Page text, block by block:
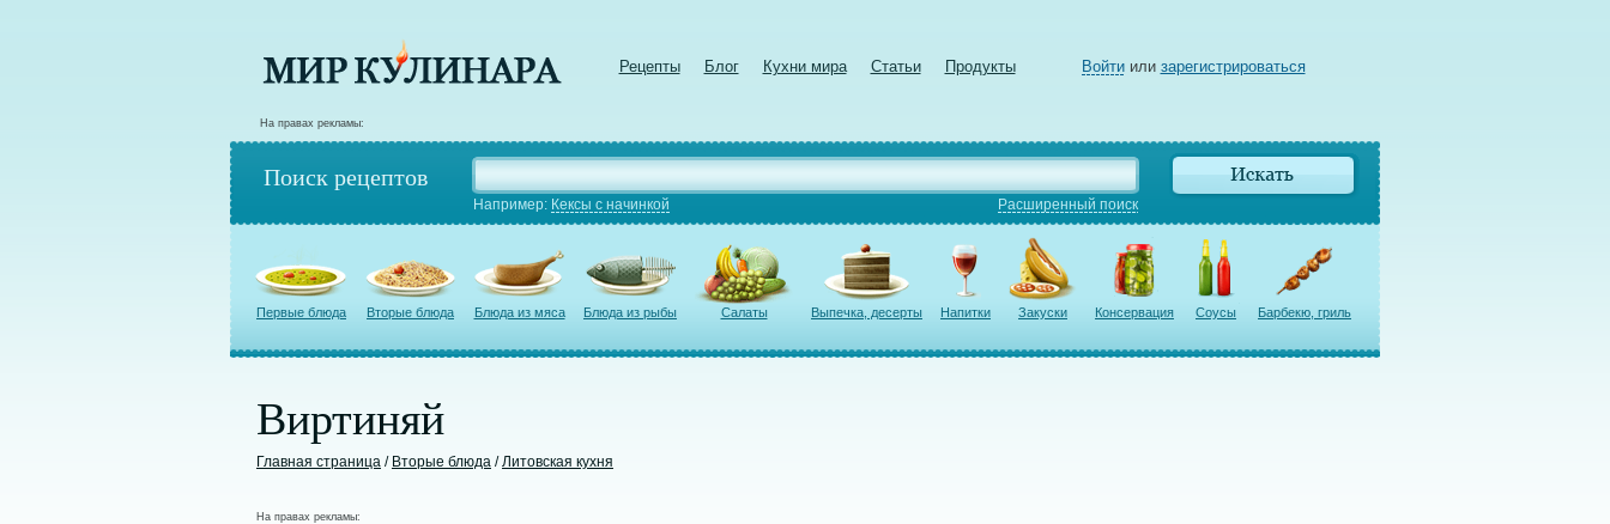
Рецепты Блог Кухни мира Статьи Продукты Войтиили зарегистрироваться
На правах рекламы:
Поиск рецептов
Например: Кексы с начинкой Расширенный поиск
Первые блюда Вторые блюда Блюда из мяса Блюда из рыбы Салаты Выпечка, десерты Напитки Закуски Консервация Соусы Барбекю, гриль
Виртиняй
Главная страница / Вторые блюда /Литовская кухня
На правах рекламы: